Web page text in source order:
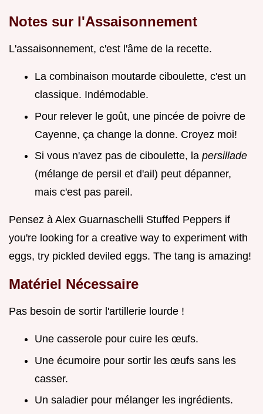
Notes sur l'Assaisonnement
L'assaisonnement, c'est l'âme de la recette.
La combinaison moutarde ciboulette, c'est un
classique. Indémodable.
Pour relever le goût, une pincée de poivre de
Cayenne, ça change la donne. Croyez moi!
Si vous n'avez pas de ciboulette, la persillade
(mélange de persil et d'ail) peut dépanner,
mais c'est pas pareil.
Pensez à Alex Guarnaschelli Stuffed Peppers if
you're looking for a creative way to experiment with
eggs, try pickled deviled eggs. The tang is amazing!
Matériel Nécessaire
Pas besoin de sortir l'artillerie lourde !
Une casserole pour cuire les œufs.
Une écumoire pour sortir les œufs sans les
casser.
Un saladier pour mélanger les ingrédients.